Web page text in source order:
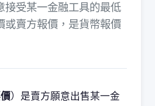
接受某一金融工具的最低
或賣方報價，是貨幣報價
）是賣方願意出售某一金